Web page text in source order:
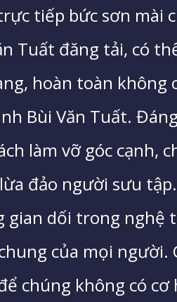
tiếp bức sơn mài
Tuất đăng tải, có
hoàn toàn không
Bùi Văn Tuất.
làm vỡ góc cạnh,
đảo người sưu
gian dối trong nghệ
của mọi
chúng không có